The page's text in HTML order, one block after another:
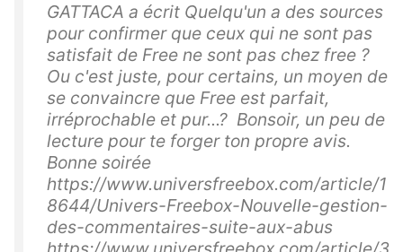
GATTACA a écrit Quelqu'un a des sources
pour confirmer que ceux qui ne sont pas
satisfait de Free ne sont pas chez free ?
Ou c'est juste, pour certains, un moyen de
se convaincre que Free est parfait,
irréprochable et pur...? Bonsoir, un peu de
lecture pour te forger ton propre avis.
Bonne soirée
https://www.universfreebox.com/article/1
8644/Univers-Freebox-Nouvelle-gestion-
des-commentaires-suite-aux-abus